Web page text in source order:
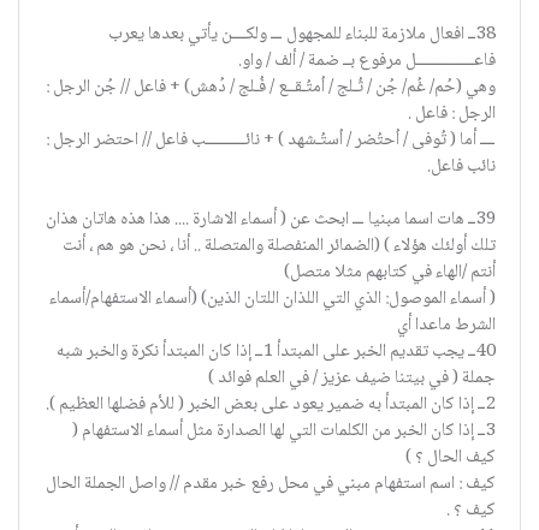
38ــ افعال ملازمة للبناء للمجهول ـــ ولكــــن يأتي بعدها يعرب
فاعــــــــــــــــل مرفوع بــ ضمة / ألف / واو.
وهي (حُم/ غُم/ جُن / ثُـلج / اُمتُـقــع / فُـلج / دُهش) + فاعل // جُن الرجل :
الرجل : فاعل .
ــــ أما ( تُوفى / اُحتُضر / اُستُـشهد ) + نائـــــــــــب فاعل // احتضر الرجل :
نائب فاعل.
39ــ هات اسما مبنيا ـــ ابحث عن ( أسماء الاشارة .... هذا هذه هاتان هذان
تلك أولئك هؤلاء ) (الضمائر المنفصلة والمتصلة .. أنا ، نحن هو هم ، أنت
أنتم /الهاء في كتابهم مثلا متصل)
( أسماء الموصول: الذي التي اللذان اللتان الذين) (أسماء الاستفهام/أسماء
الشرط ماعدا أي
40ــ يجب تقديم الخبر على المبتدأ 1ــ إذا كان المبتدأ نكرة والخبر شبه
جملة ( في بيتنا ضيف عزيز / في العلم فوائد )
2ــ إذا كان المبتدأ به ضمير يعود على بعض الخبر ( للأم فضلها العظيم ).
3ــ إذا كان الخبر من الكلمات التي لها الصدارة مثل أسماء الاستفهام (
كيف الحال ؟ )
كيف : اسم استفهام مبني في محل رفع خبر مقدم // واصل الجملة الحال
كيف ؟ .